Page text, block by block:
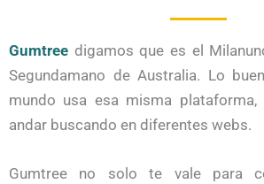
Gumtree digamos que es el
Segundamano de Australia. Lo
mundo usa esa misma
andar buscando en diferentes webs.
Gumtree no solo te vale para